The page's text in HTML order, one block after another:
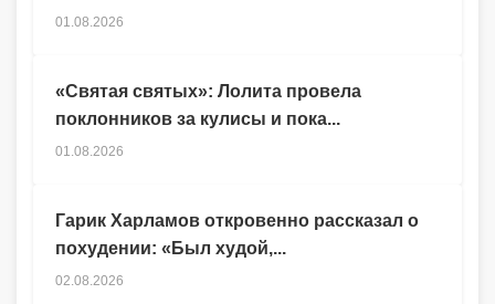
Гарик Харламов откровенно рассказал о
похудении: «Был худой,...
02.08.2026
01.08.2026
«Святая святых»: Лолита провела
поклонников за кулисы и пока...
01.08.2026